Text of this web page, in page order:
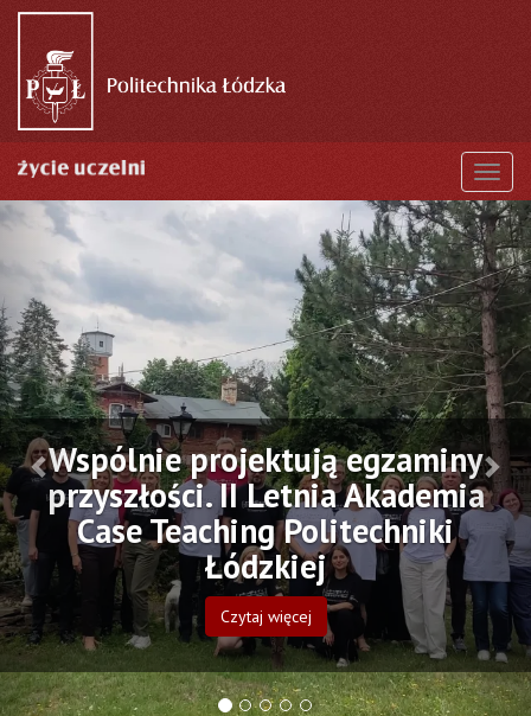
Przejdź
treści
Wspólnie projektują egzaminy
przyszłości. II Letnia Akademia
Case Teaching Politechniki
Łódzkiej
Czytaj więcej
Poprzednie